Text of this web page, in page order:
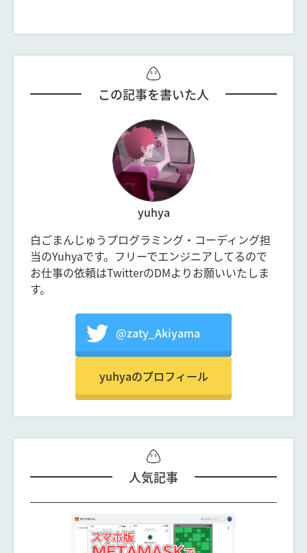
この記事を書いた人
yuhya
白ごまんじゅうプログラミング・コーディング担
当のYuhyaです。フリーでエンジニアしてるので
お仕事の依頼はTwitterのDMよりお願いいたしま
す。
@zaty_Akiyama
yuhyaのプロフィール
人気記事